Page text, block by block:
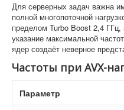
Для серверных задач важна
полной многопоточной
пределом Turbo Boost 2,4
указание максимальной
ядер создаёт неверное
Частоты при AVX-
Параметр